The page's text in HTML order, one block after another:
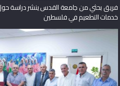
فريق بحثي من جامعة القدس ينشر دراسة
خدمات التطعيم في فلسطين